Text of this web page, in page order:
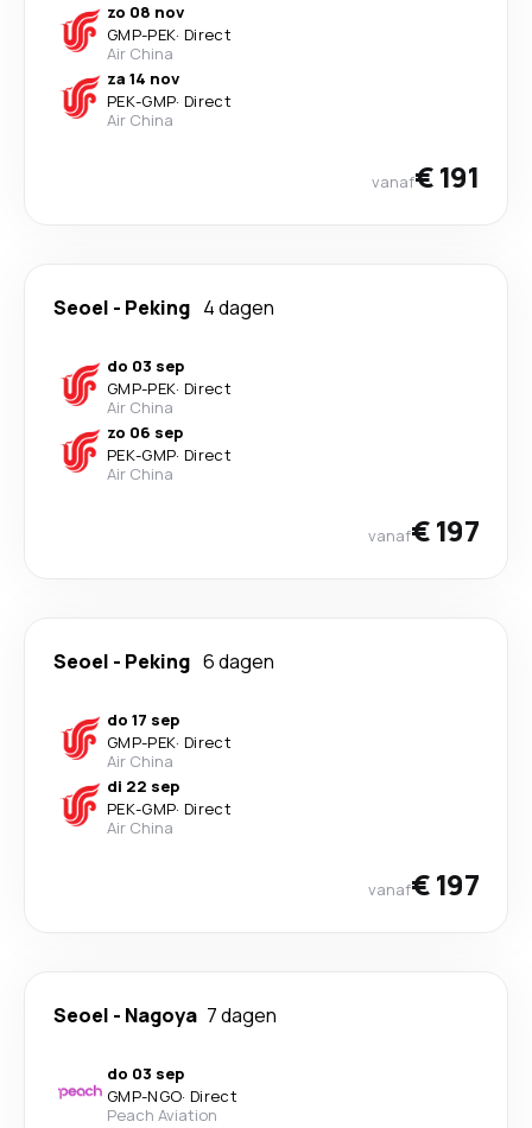
zo 08 nov
GMP-PEK· Direct
Air China
za 14 nov
PEK-GMP· Direct
Air China
vanaf€ 191
Seoel - Peking 4 dagen
do 03 sep
GMP-PEK· Direct
Air China
zo 06 sep
PEK-GMP· Direct
Air China
vanaf€ 197
Seoel - Peking 6 dagen
do 17 sep
GMP-PEK· Direct
Air China
di 22 sep
PEK-GMP· Direct
Air China
vanaf€ 197
Seoel - Nagoya 7 dagen
do 03 sep
GMP-NGO· Direct
Peach Aviation